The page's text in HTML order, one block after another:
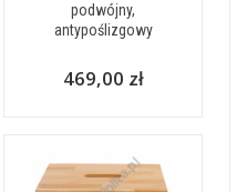
podwójny,
antypoślizgowy
469,00 zł